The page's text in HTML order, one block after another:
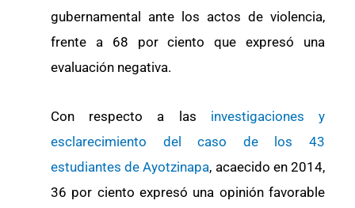
gubernamental ante los actos de violencia,
frente a 68 por ciento que expresó una
evaluación negativa.
Con respecto a las investigaciones y
esclarecimiento del caso de los 43
estudiantes de Ayotzinapa, acaecido en 2014,
36 por ciento expresó una opinión favorable